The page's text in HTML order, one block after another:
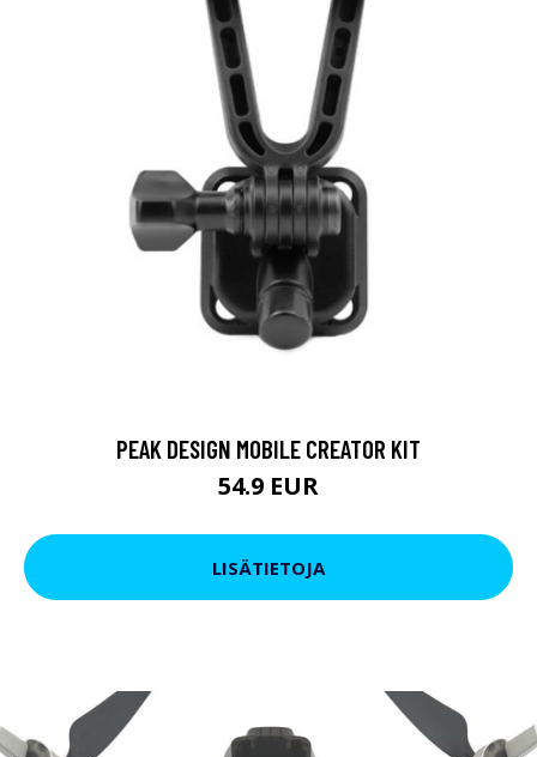
PEAK DESIGN MOBILE CREATOR KIT
54.9 EUR
LISÄTIETOJA